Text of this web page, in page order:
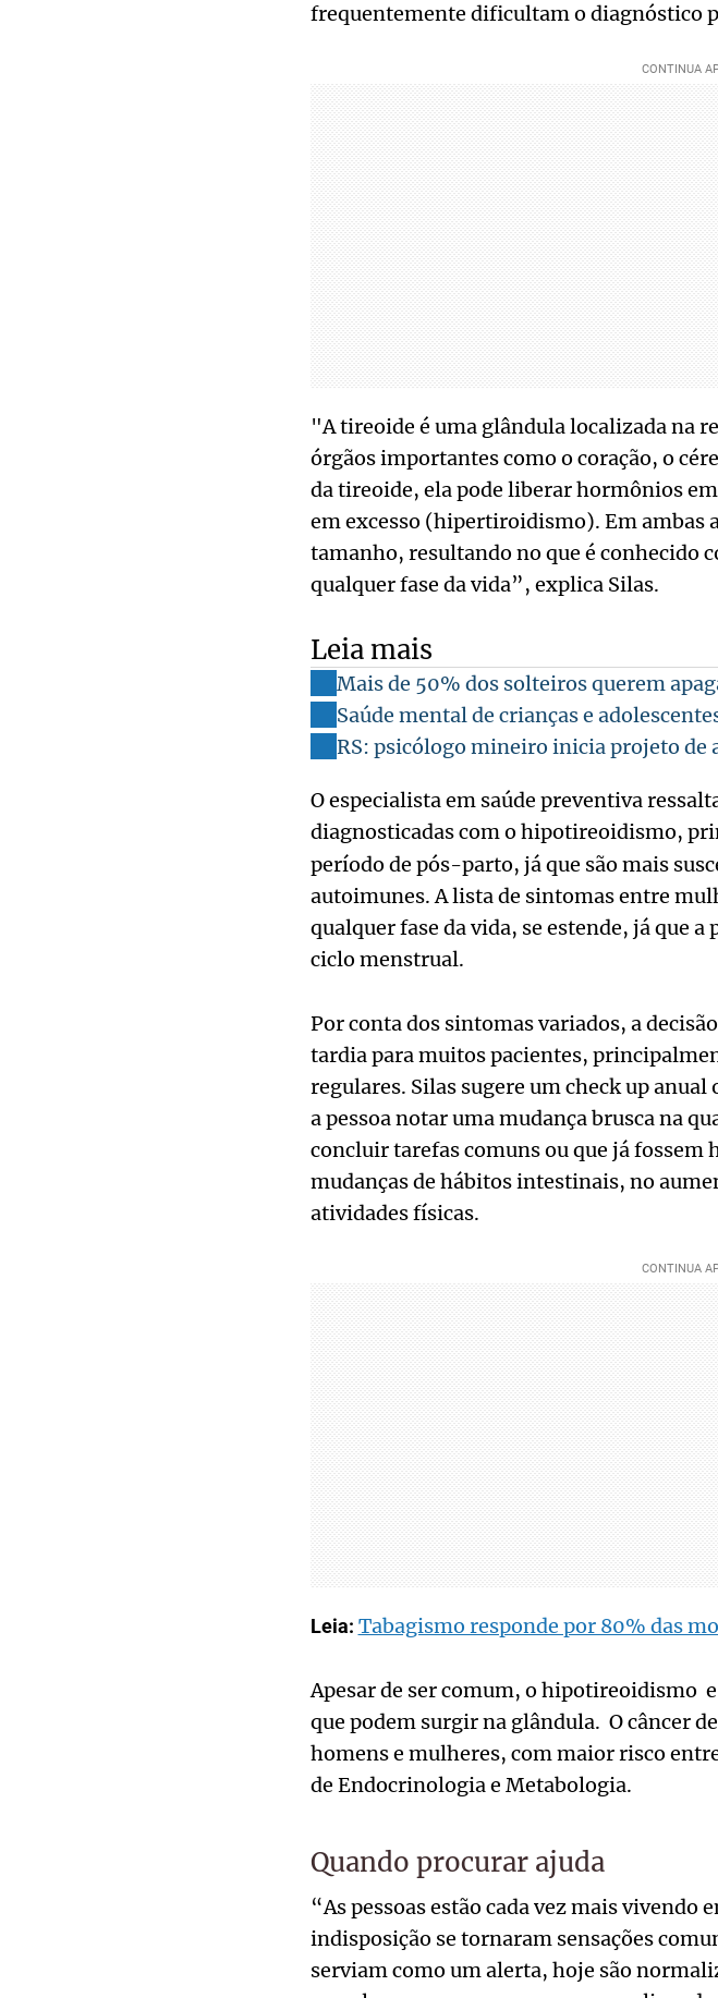
frequentemente dificultam o diagnóstico
"A tireoide é uma glândula localizada na
órgãos importantes como o coração, o
da tireoide, ela pode liberar hormônios
em excesso (hipertiroidismo). Em ambas
tamanho, resultando no que é conhecido
qualquer fase da vida”, explica Silas.
Leia mais
Mais de 50% dos solteiros querem
Saúde mental de crianças e
RS: psicólogo mineiro inicia projeto de
O especialista em saúde preventiva
diagnosticadas com o hipotireoidismo,
período de pós-parto, já que são mais
autoimunes. A lista de sintomas entre
qualquer fase da vida, se estende, já que
ciclo menstrual.
Por conta dos sintomas variados, a
tardia para muitos pacientes,
regulares. Silas sugere um check up
a pessoa notar uma mudança brusca na
concluir tarefas comuns ou que já
mudanças de hábitos intestinais, no
atividades físicas.
Leia: Tabagismo responde por 80% das
Apesar de ser comum, o hipotireoidismo
que podem surgir na glândula. O câncer
homens e mulheres, com maior risco
de Endocrinologia e Metabologia.
Quando procurar ajuda
“As pessoas estão cada vez mais vivendo
indisposição se tornaram sensações
serviam como um alerta, hoje são